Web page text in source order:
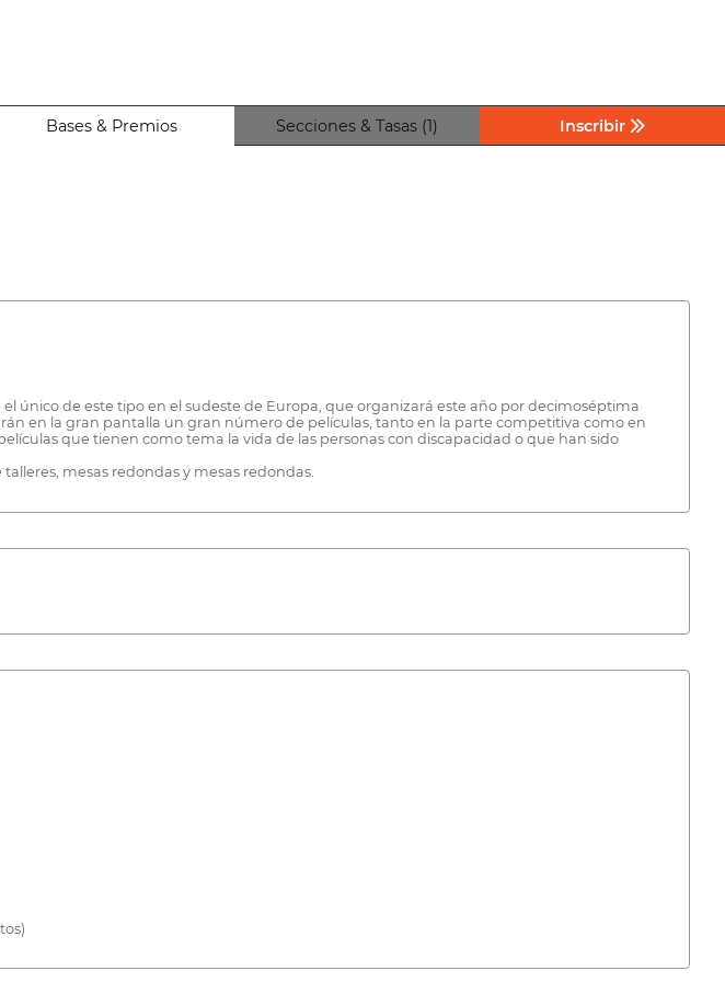
Bases & Premios Secciones & Tasas (1) Inscribir
único de este tipo en el sudeste de Europa, que organizará este año por decimoséptima
en la gran pantalla un gran número de películas, tanto en la parte competitiva como en
que tienen como tema la vida de las personas con discapacidad o que han sido
mesas redondas y mesas redondas.